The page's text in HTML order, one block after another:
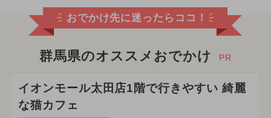
おでかけ先に迷ったらココ！
群馬県のオススメおでかけ PR
イオンモール太田店1階で行きやすい 綺麗
な猫カフェ